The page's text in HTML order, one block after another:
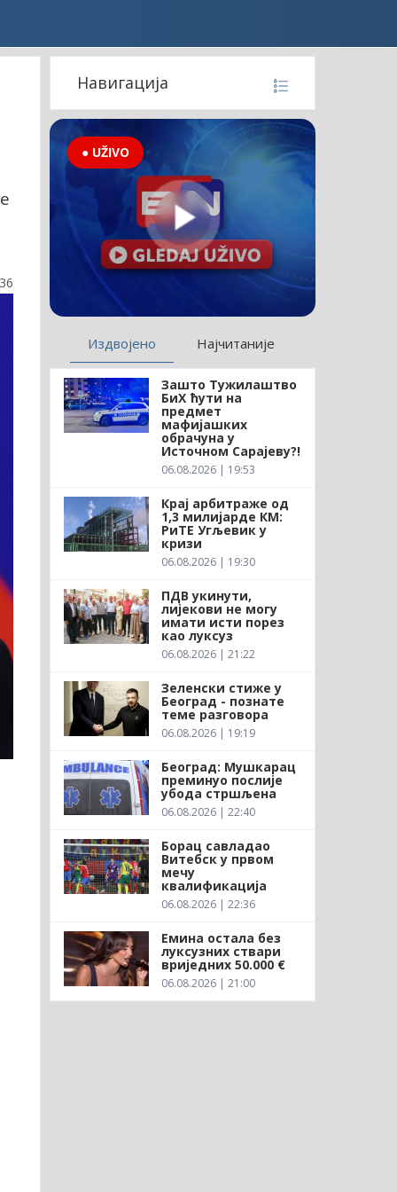
Навигација
● UŽIVO
Издвојено Најчитаније
Зашто Тужилаштво
БиХ ћути на
предмет
мафијашких
обрачуна у
Источном Сарајеву?!
06.08.2026 | 19:53
Крај арбитраже од
1,3 милијарде КМ:
РиТЕ Угљевик у
кризи
06.08.2026 | 19:30
ПДВ укинути,
лијекови не могу
имати исти порез
као луксуз
06.08.2026 | 21:22
Зеленски стиже у
Београд - познате
теме разговора
06.08.2026 | 19:19
Београд: Мушкарац
преминуо послије
убода стршљена
06.08.2026 | 22:40
Борац савладао
Витебск у првом
мечу
квалификација
06.08.2026 | 22:36
Емина остала без
луксузних ствари
вриједних 50.000 €
06.08.2026 | 21:00